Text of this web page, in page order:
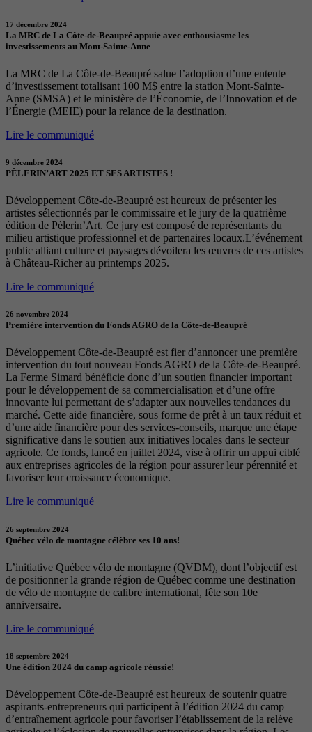
17 décembre 2024
La MRC de La Côte-de-Beaupré appuie avec enthousiasme les
investissements au Mont-Sainte-Anne
La MRC de La Côte-de-Beaupré salue l’adoption d’une entente
d’investissement totalisant 100 M$ entre la station Mont-Sainte-
Anne (SMSA) et le ministère de l’Économie, de l’Innovation et de
l’Énergie (MEIE) pour la relance de la destination.
Lire le communiqué
9 décembre 2024
PÈLERIN’ART 2025 ET SES ARTISTES !
Développement Côte-de-Beaupré est heureux de présenter les
artistes sélectionnés par le commissaire et le jury de la quatrième
édition de Pèlerin’Art. Ce jury est composé de représentants du
milieu artistique professionnel et de partenaires locaux.L’événement
public alliant culture et paysages dévoilera les œuvres de ces artistes
à Château-Richer au printemps 2025.
Lire le communiqué
26 novembre 2024
Première intervention du Fonds AGRO de la Côte-de-Beaupré
Développement Côte-de-Beaupré est fier d’annoncer une première
intervention du tout nouveau Fonds AGRO de la Côte-de-Beaupré.
La Ferme Simard bénéficie donc d’un soutien financier important
pour le développement de sa commercialisation et d’une offre
innovante lui permettant de s’adapter aux nouvelles tendances du
marché. Cette aide financière, sous forme de prêt à un taux réduit et
d’une aide financière pour des services-conseils, marque une étape
significative dans le soutien aux initiatives locales dans le secteur
agricole. Ce fonds, lancé en juillet 2024, vise à offrir un appui ciblé
aux entreprises agricoles de la région pour assurer leur pérennité et
favoriser leur croissance économique.
Lire le communiqué
26 septembre 2024
Québec vélo de montagne célèbre ses 10 ans!
L’initiative Québec vélo de montagne (QVDM), dont l’objectif est
de positionner la grande région de Québec comme une destination
de vélo de montagne de calibre international, fête son 10e
anniversaire.
Lire le communiqué
18 septembre 2024
Une édition 2024 du camp agricole réussie!
Développement Côte-de-Beaupré est heureux de soutenir quatre
aspirants-entrepreneurs qui participent à l’édition 2024 du camp
d’entraînement agricole pour favoriser l’établissement de la relève